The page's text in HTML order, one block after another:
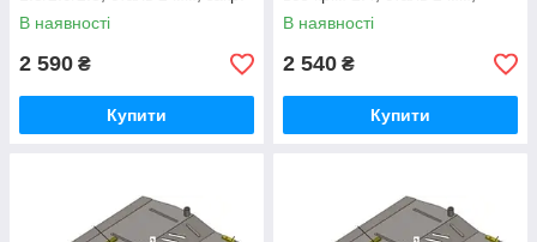
двс+рад
В наявності
2 590 ₴
Купити
закр. двс+рад
В наявності
2 540 ₴
Купити